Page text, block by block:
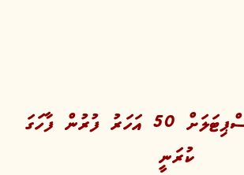
ފުވައްމުލަކު ހޮސްޕިޓަލަށް 50 އަހަރު ފުރުން ފާހަގަ
ކުރަނީ